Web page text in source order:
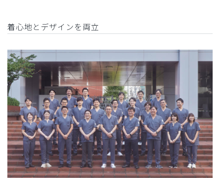
着心地とデザインを両立